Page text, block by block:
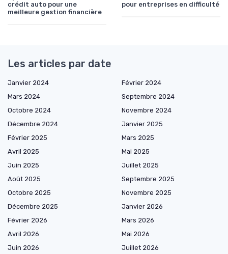
crédit auto pour une
meilleure gestion financière
pour entreprises en difficulté
Les articles par date
Janvier 2024
Février 2024
Mars 2024
Septembre 2024
Octobre 2024
Novembre 2024
Décembre 2024
Janvier 2025
Février 2025
Mars 2025
Avril 2025
Mai 2025
Juin 2025
Juillet 2025
Août 2025
Septembre 2025
Octobre 2025
Novembre 2025
Décembre 2025
Janvier 2026
Février 2026
Mars 2026
Avril 2026
Mai 2026
Juin 2026
Juillet 2026